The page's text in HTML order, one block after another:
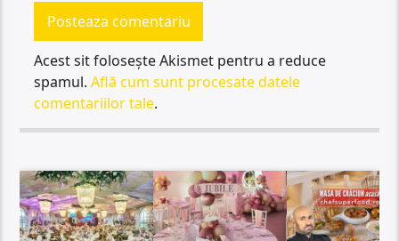
Acest sit folosește Akismet pentru a reduce
spamul.Află cum sunt procesate datele
comentariilor tale.